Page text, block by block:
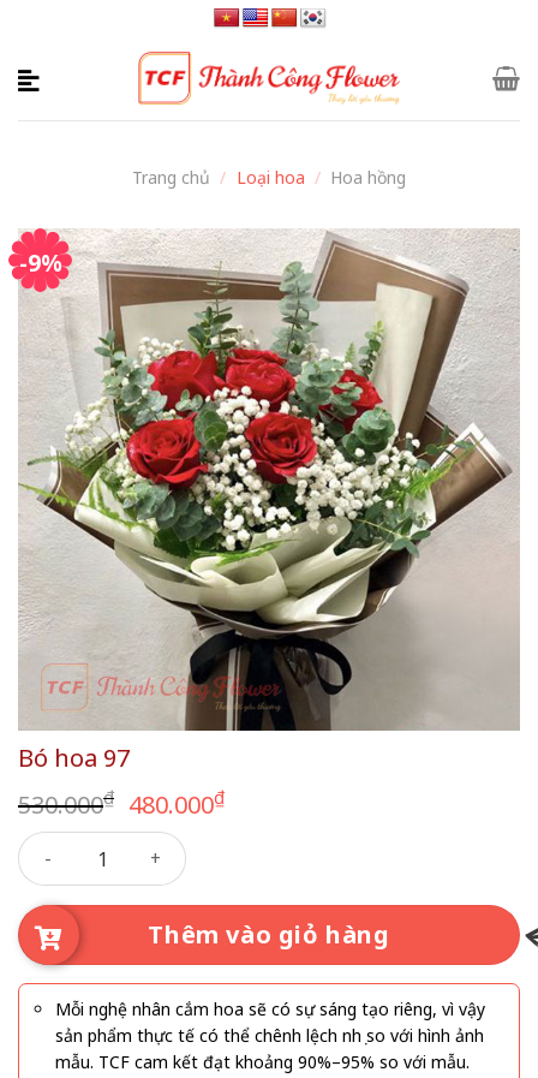
content
Trang chủ / Loại hoa / Hoa hồng
-9%
Bó hoa 97
530.000₫ Giá
gốc
là:
530.000₫.
480.000₫Giá
480.000₫.
Bó hoa 97 số lượng
Thêm vào giỏ hàng
Mỗi nghệ nhân cắm hoa sẽ có sự sáng tạo riêng, vì vậy
sản phẩm thực tế có thể chênh lệch nhẹ so với hình ảnh
mẫu. TCF cam kết đạt khoảng 90%–95% so với mẫu.